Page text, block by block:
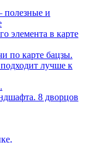
полезные и
элемента в карте
по карте бацзы.
лучше к
8 дворцов